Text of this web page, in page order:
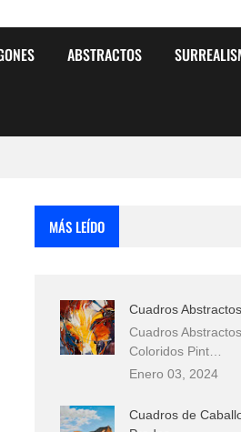
ABSTRACTOS
MÁS LEÍDO
Cuadros
Cuadros
Coloridos Pint…
Enero 03, 2024
Cuadros de